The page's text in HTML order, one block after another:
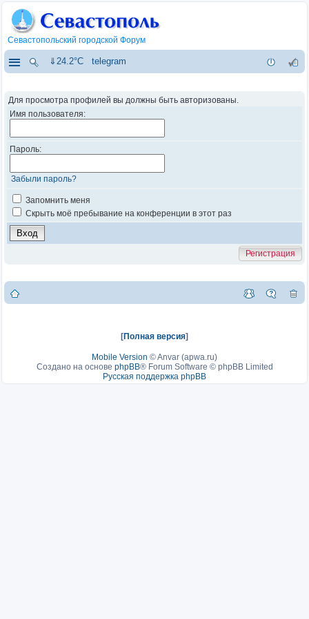
Севастопольский городской Форум
⇓24.2°C telegram
Для просмотра профилей вы должны быть авторизованы.
Имя пользователя:
Пароль:
Забыли пароль?
Запомнить меня
Скрыть моё пребывание на конференции в этот раз
Регистрация
[Полная версия]
Mobile Version ©Anvar (apwa.ru)
Создано на основе phpBB® Forum Software © phpBB Limited
Русская поддержка phpBB